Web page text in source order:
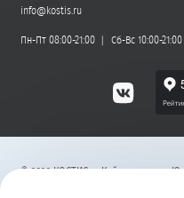
info@kostis.ru
Пн-Пт 08:00-21:00 Сб-Вс 10:00-21:00
©2026 КОСТИС — Кейтеринг.